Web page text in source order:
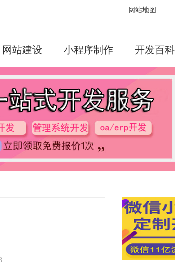
网站地图
网站建设 小程序制作 开发百科